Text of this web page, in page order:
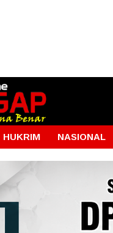
HUKRIM NASIONAL